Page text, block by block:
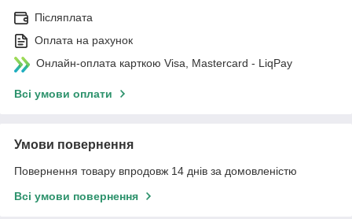
Післяплата
Оплата на рахунок
Онлайн-оплата карткою Visa, Mastercard - LiqPay
Всі умови оплати
Умови повернення
Повернення товару впродовж 14 днів за домовленістю
Всі умови повернення